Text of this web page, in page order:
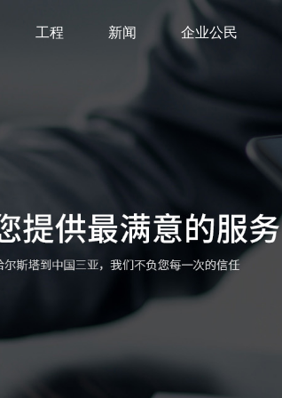
工程 新闻 企业公民